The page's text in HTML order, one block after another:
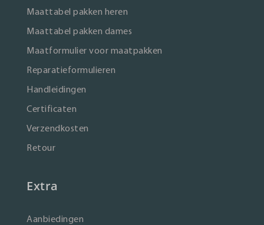
Maattabel pakken heren
Maattabel pakken dames
Maatformulier voor maatpakken
Reparatieformulieren
Handleidingen
Certificaten
Verzendkosten
Retour
Extra
Aanbiedingen